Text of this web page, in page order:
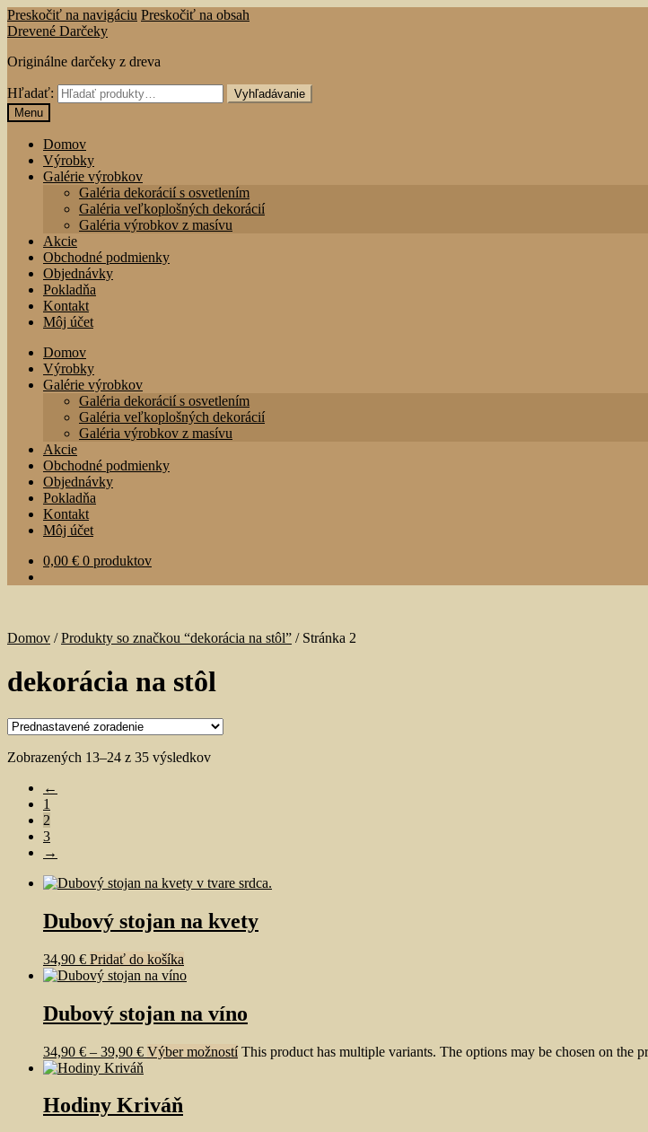
Preskočiť na navigáciu Preskočiť na obsah
Drevené Darčeky
Originálne darčeky z dreva
Hľadať:
Vyhľadávanie
Menu
Domov
Výrobky
Galérie výrobkov
Galéria dekorácií s osvetlením
Galéria veľkoplošných dekorácií
Galéria výrobkov z masívu
Akcie
Obchodné podmienky
Objednávky
Pokladňa
Kontakt
Môj účet
Domov
Výrobky
Galérie výrobkov
Galéria dekorácií s osvetlením
Galéria veľkoplošných dekorácií
Galéria výrobkov z masívu
Akcie
Obchodné podmienky
Objednávky
Pokladňa
Kontakt
Môj účet
0,00 € 0 produktov
Domov /Produkty so značkou “dekorácia na stôl” / Stránka 2
dekorácia na stôl
Zobrazených 13–24 z 35 výsledkov
←
1
2
3
→
Dubový stojan na kvety
34,90 € Pridať do košíka
Dubový stojan na víno
34,90 € – 39,90 € Výber možností This product has multiple variants. The options may be chosen on the
Hodiny Kriváň